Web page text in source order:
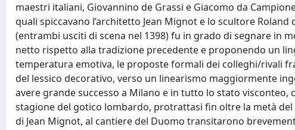
maestri italiani, Giovannino de Grassi e Giacomo da
quali spiccavano l’architetto Jean Mignot e lo scultore
(entrambi usciti di scena nel 1398) fu in grado di segnare in
netto rispetto alla tradizione precedente e proponendo un
temperatura emotiva, le proposte formali dei colleghi/rivali
del lessico decorativo, verso un linearismo maggiormente
avere grande successo a Milano e in tutto lo stato visconteo,
stagione del gotico lombardo, protrattasi fin oltre la metà del
di Jean Mignot, al cantiere del Duomo transitarono